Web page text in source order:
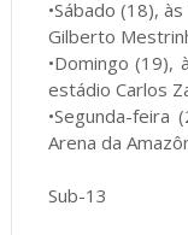
•Sábado (18),
Gilberto
•Domingo (19),
estádio Carlos
•Segunda-feira
Arena da
Sub-13